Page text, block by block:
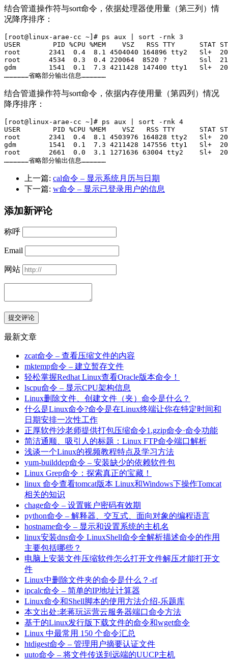
结合管道操作符与sort命令，依据处理器使用量（第三列）情
况降序排序：
[root@linux-arae-cc ~]# ps aux | sort -rnk 3
USER        PID %CPU %MEM    VSZ   RSS TTY      STAT
root       2341  0.4  8.1 4504040 164896 tty2   Sl+
root       4534  0.3  0.4 220064  8520 ?        Ssl
gdm        1541  0.1  7.3 4211428 147400 tty1   Sl+
………………省略部分输出信息………………
结合管道操作符与sort命令，依据内存使用量（第四列）情况
降序排序：
[root@linux-arae-cc ~]# ps aux | sort -rnk 4
USER        PID %CPU %MEM    VSZ   RSS TTY      STAT
root       2341  0.4  8.1 4503976 164828 tty2   Sl+
gdm        1541  0.1  7.3 4211428 147556 tty1   Sl+
root       2661  0.0  3.1 1271636 63004 tty2    Sl+
………………省略部分输出信息………………
上一篇: cal命令 – 显示系统月历与日期
下一篇: w命令 – 显示已登录用户的信息
添加新评论
称呼
Email
网站
提交评论
最新文章
zcat命令 – 查看压缩文件的内容
mktemp命令 – 建立暂存文件
轻松掌握Redhat Linux查看Oracle版本命令！
lscpu命令 – 显示CPU架构信息
Linux删除文件、创建文件（夹）命令是什么？
什么是Linux命令?命令是在Linux终端让你在特定时间和
日期安排一次性工作
正厚软件沙老师提供打包压缩命令1.gzip命令·命令功能
简洁通顺、吸引人的标题：Linux FTP命令端口解析
浅谈一个Linux的视频教程特点及学习方法
yum-builddep命令 – 安装缺少的依赖软件包
Linux Grep命令：探索真正的宝藏！
linux 命令查看tomcat版本 Linux和Windows下操作Tomcat
相关的知识
chage命令 – 设置账户密码有效期
python命令 – 解释器、交互式、面向对象的编程语言
hostname命令 – 显示和设置系统的主机名
linux安装dns命令 LinuxShell命令全解析描述命令的作用
主要包括哪些？
电脑上安装文件压缩软件怎么打开文件解压才能打开文
件
Linux中删除文件夹的命令是什么？-rf
ipcalc命令 – 简单的IP地址计算器
Linux命令和Shell脚本的使用方法介绍-乐题库
本文出处:老蒋玩运营云服务器端口命令方法
基于的Linux发行版下载文件的命令和wget命令
Linux 中最常用 150 个命令汇总
htdigest命令 – 管理用户摘要认证文件
uuto命令 – 将文件传送到远端的UUCP主机